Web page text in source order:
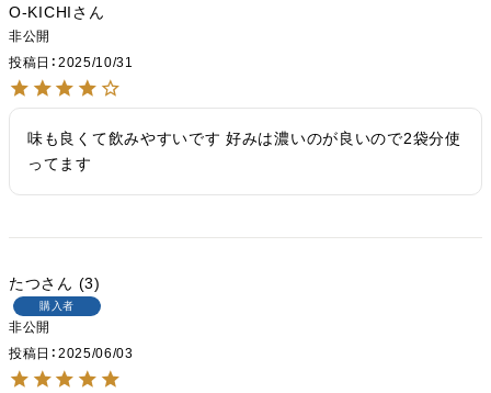
O-KICHI
非公開
投稿日
2025/10/31
味も良くて飲みやすいです 好みは濃いのが良いので2袋分使
ってます
たつ 3
購入者
非公開
投稿日
2025/06/03